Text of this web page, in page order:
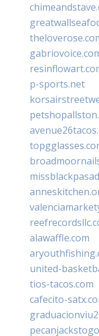
p-sports.net
alawaffle.com
united-
tios-tacos.com
cafecito-